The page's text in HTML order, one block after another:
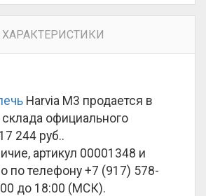
ХАРАКТЕРИСТИКИ
Harvia M3 продается в
официального
17 244 руб..
артикул 00001348 и
по телефону +7 (917) 578-
до 18:00 (МСК).